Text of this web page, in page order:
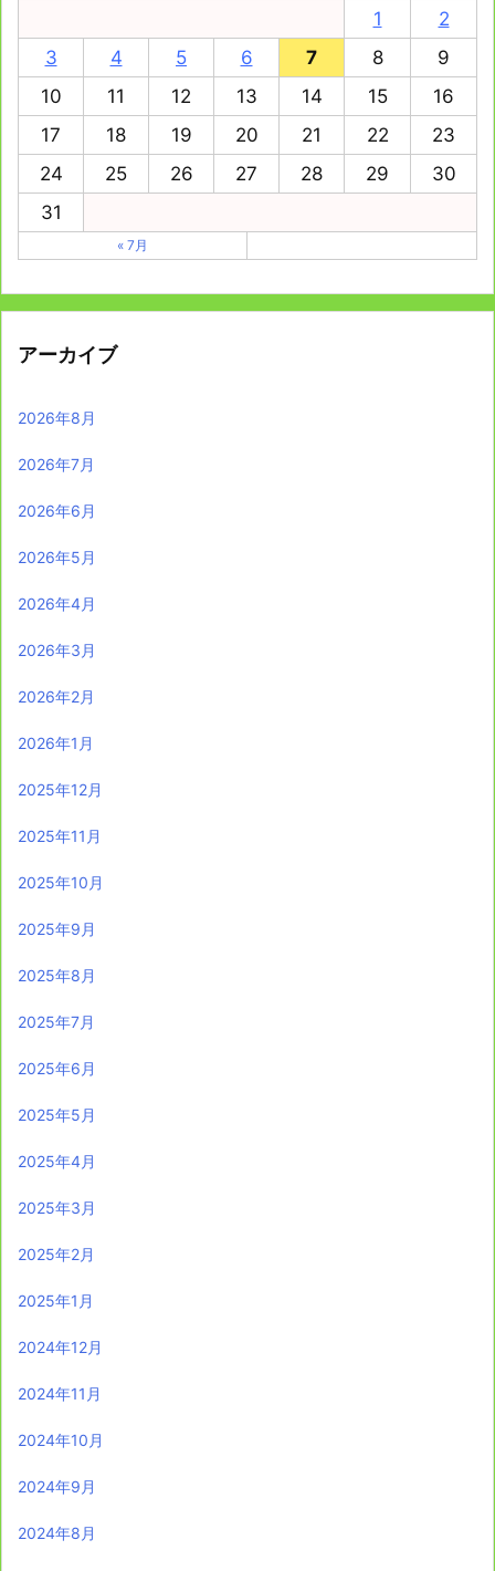
1
2
3
4 5 6 7 8
9
10
11 12 13 14 15
16
17
18 19 20 21 22
23
24
25 26 27 28 29
30
31
« 7月
アーカイブ
2026年8月
2026年7月
2026年6月
2026年5月
2026年4月
2026年3月
2026年2月
2026年1月
2025年12月
2025年11月
2025年10月
2025年9月
2025年8月
2025年7月
2025年6月
2025年5月
2025年4月
2025年3月
2025年2月
2025年1月
2024年12月
2024年11月
2024年10月
2024年9月
2024年8月